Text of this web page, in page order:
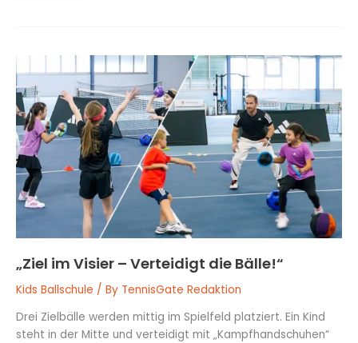
„Ziel im Visier – Verteidigt die Bälle!“
Kids Ballschule / By TennisGate Redaktion
Drei Zielbälle werden mittig im Spielfeld platziert. Ein Kind
steht in der Mitte und verteidigt mit „Kampfhandschuhen“
„Ziel
Visier
–
Verteidigt
die
Bälle!“